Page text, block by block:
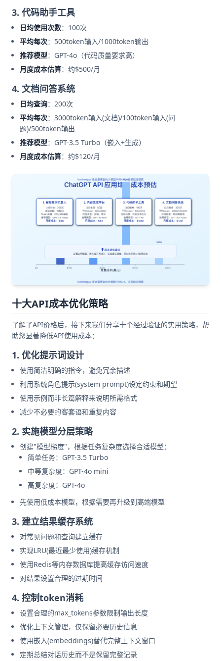
3. 代码助手工具
日均使用次数：100次
平均每次：500token输入/1000token输出
推荐模型：GPT-4o（代码质量要求高）
月度成本估算：约$500/月
4. 文档问答系统
日均查询：200次
平均每次：3000token输入(文档)/100token输入(问
题)/500token输出
推荐模型：GPT-3.5 Turbo（嵌入+生成）
月度成本估算：约$120/月
十大API成本优化策略
了解了API价格后，接下来我们分享十个经过验证的实用策略，帮
助您显著降低API使用成本：
1. 优化提示词设计
使用简洁明确的指令，避免冗余描述
利用系统角色提示(system prompt)设定约束和期望
使用示例而非长篇解释来说明所需格式
减少不必要的客套语和重复内容
2. 实施模型分层策略
创建"模型梯度"，根据任务复杂度选择合适模型：
简单任务：GPT-3.5 Turbo
中等复杂度：GPT-4o mini
高复杂度：GPT-4o
先使用低成本模型，根据需要再升级到高端模型
3. 建立结果缓存系统
对常见问题和查询建立缓存
实现LRU(最近最少使用)缓存机制
使用Redis等内存数据库提高缓存访问速度
对结果设置合理的过期时间
4. 控制token消耗
设置合理的max_tokens参数限制输出长度
优化上下文管理，仅保留必要历史信息
使用嵌入(embeddings)替代完整上下文窗口
定期总结对话历史而不是保留完整记录